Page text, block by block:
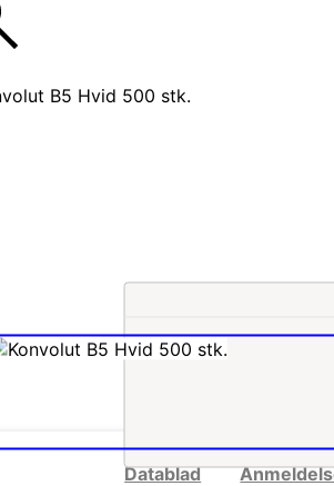
Datablad